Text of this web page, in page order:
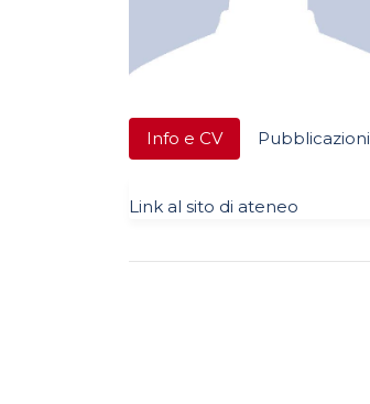
Info e CV Pubblicazioni
Link al sito di ateneo